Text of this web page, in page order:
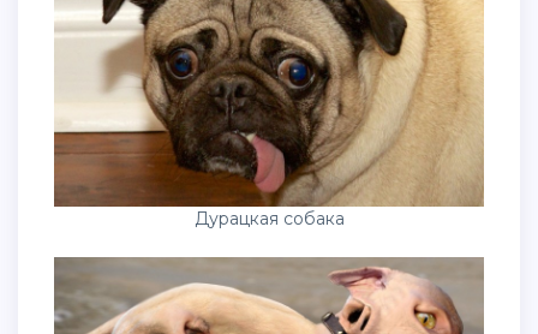
Дурацкая собака